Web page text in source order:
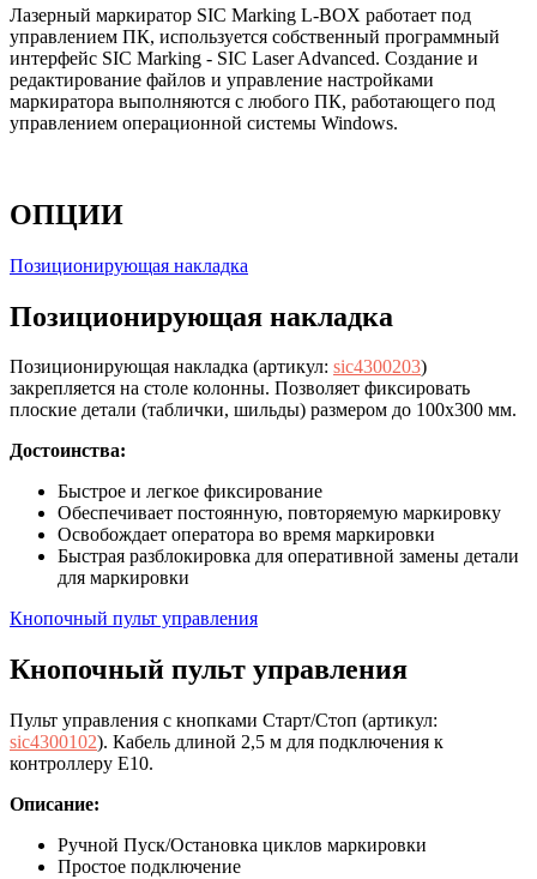
Лазерный маркиратор SIC Marking L-BOX работает под
управлением ПК, используется собственный программный
интерфейс SIC Marking - SIC Laser Advanced. Создание и
редактирование файлов и управление настройками
маркиратора выполняются с любого ПК, работающего под
управлением операционной системы Windows.
ОПЦИИ
Позиционирующая накладка
Позиционирующая накладка
Позиционирующая накладка (артикул: sic4300203)
закрепляется на столе колонны. Позволяет фиксировать
плоские детали (таблички, шильды) размером до 100x300 мм.
Достоинства:
Быстрое и легкое фиксирование
Обеспечивает постоянную, повторяемую маркировку
Освобождает оператора во время маркировки
Быстрая разблокировка для оперативной замены детали
для маркировки
Кнопочный пульт управления
Кнопочный пульт управления
Пульт управления с кнопками Старт/Стоп (артикул:
sic4300102). Кабель длиной 2,5 м для подключения к
контроллеру E10.
Описание:
Ручной Пуск/Остановка циклов маркировки
Простое подключение